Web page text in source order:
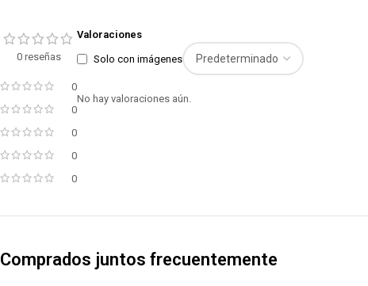
0 reseñas
0
0
0
0
0
Valoraciones
Solo con imágenes
No hay valoraciones aún.
Comprados juntos frecuentemente